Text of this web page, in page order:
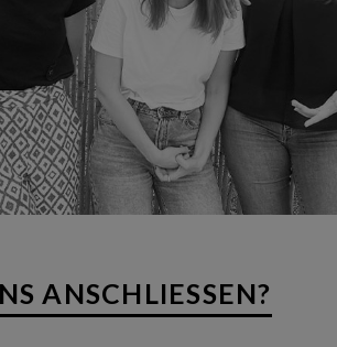
ANSCHLIESSEN?